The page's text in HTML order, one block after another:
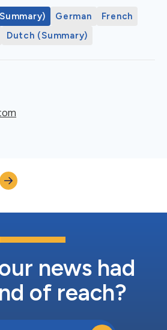
German
French
Dutch (Summary)
news had
of reach?